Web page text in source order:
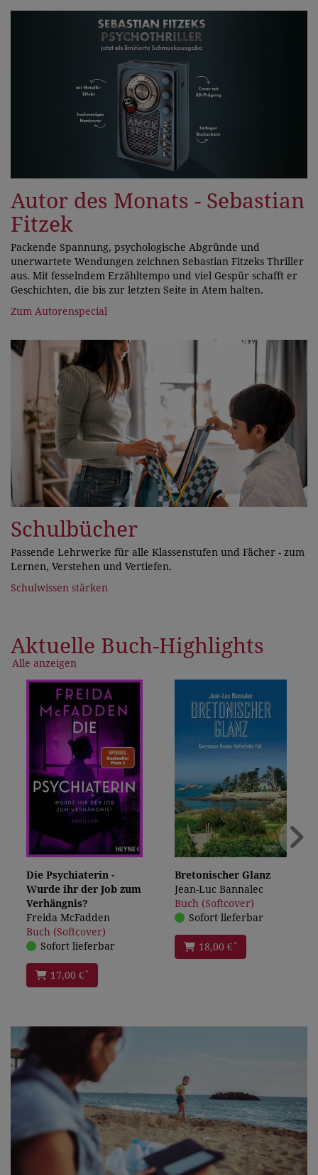
Autor des Monats - Sebastian
Fitzek
Packende Spannung, psychologische Abgründe und
unerwartete Wendungen zeichnen Sebastian Fitzeks Thriller
aus. Mit fesselndem Erzähltempo und viel Gespür schafft er
Geschichten, die bis zur letzten Seite in Atem halten.
Zum Autorenspecial
Schulbücher
Passende Lehrwerke für alle Klassenstufen und Fächer - zum
Lernen, Verstehen und Vertiefen.
Schulwissen stärken
Aktuelle Buch-Highlights
Alle anzeigen
Die Psychiaterin -
Wurde ihr der Job zum
Verhängnis?
Freida McFadden
Buch (Softcover)
Sofort lieferbar
17,00 € *
Bretonischer Glanz
Jean-Luc Bannalec
Buch (Softcover)
Sofort lieferbar
18,00 € *